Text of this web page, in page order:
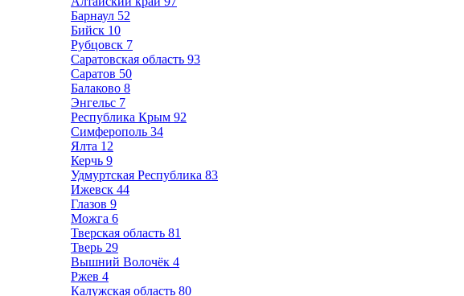
Барнаул 52
Бийск 10
Рубцовск 7
Саратовская область 93
Саратов 50
Балаково 8
Энгельс 7
Республика Крым 92
Симферополь 34
Ялта 12
Керчь 9
Удмуртская Республика 83
Ижевск 44
Глазов 9
Можга 6
Тверская область 81
Тверь 29
Вышний Волочёк 4
Ржев 4
Калужская область 80